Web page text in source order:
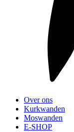
Over ons
Kurkwanden
Moswanden
E-SHOP